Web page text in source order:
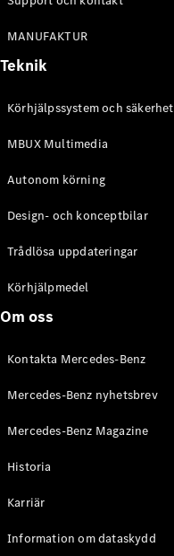
MANUFAKTUR
Teknik
Körhjälpssystem och säkerhet
MBUX Multimedia
Autonom körning
Design- och konceptbilar
Trådlösa uppdateringar
Körhjälpmedel
Om oss
Kontakta Mercedes-Benz
Mercedes-Benz nyhetsbrev
Mercedes-Benz Magazine
Historia
Karriär
Information om dataskydd